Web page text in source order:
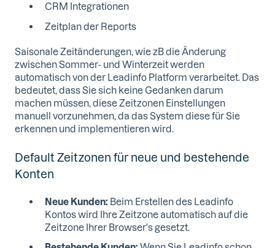
CRM Integrationen
Zeitplan der Reports
Saisonale Zeitänderungen, wie zB die Änderung
zwischen Sommer- und Winterzeit werden
automatisch von der Leadinfo Platform verarbeitet. Das
bedeutet, dass Sie sich keine Gedanken darum
machen müssen, diese Zeitzonen Einstellungen
manuell vorzunehmen, da das System diese für Sie
erkennen und implementieren wird.
Default Zeitzonen für neue und bestehende
Konten
Neue Kunden: Beim Erstellen des Leadinfo
Kontos wird Ihre Zeitzone automatisch auf die
Zeitzone Ihrer Browser's gesetzt.